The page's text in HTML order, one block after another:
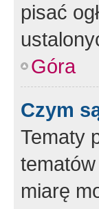
pisać
Góra
Czym
Tematy
miarę